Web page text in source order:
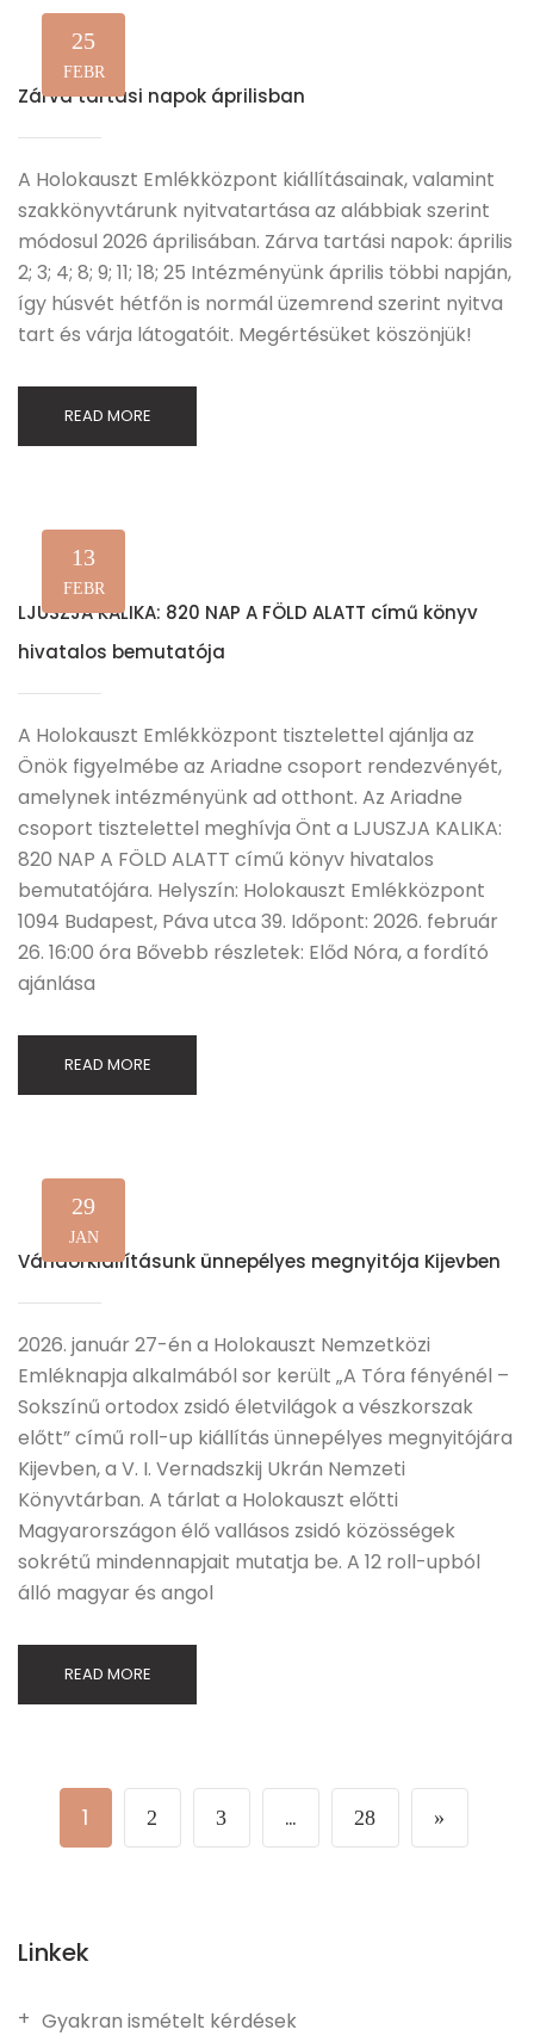
25
FEBR
Zárva tartási napok áprilisban
A Holokauszt Emlékközpont kiállításainak, valamint
szakkönyvtárunk nyitvatartása az alábbiak szerint
módosul 2026 áprilisában. Zárva tartási napok: április
2; 3; 4; 8; 9; 11; 18; 25 Intézményünk április többi napján,
így húsvét hétfőn is normál üzemrend szerint nyitva
tart és várja látogatóit. Megértésüket köszönjük!
READ MORE
13
FEBR
LJUSZJA KALIKA: 820 NAP A FÖLD ALATT című könyv
hivatalos bemutatója
A Holokauszt Emlékközpont tisztelettel ajánlja az
Önök figyelmébe az Ariadne csoport rendezvényét,
amelynek intézményünk ad otthont. Az Ariadne
csoport tisztelettel meghívja Önt a LJUSZJA KALIKA:
820 NAP A FÖLD ALATT című könyv hivatalos
bemutatójára. Helyszín: Holokauszt Emlékközpont
1094 Budapest, Páva utca 39. Időpont: 2026. február
26. 16:00 óra Bővebb részletek: Előd Nóra, a fordító
ajánlása
READ MORE
29
JAN
Vándorkiállításunk ünnepélyes megnyitója Kijevben
2026. január 27-én a Holokauszt Nemzetközi
Emléknapja alkalmából sor került „A Tóra fényénél –
Sokszínű ortodox zsidó életvilágok a vészkorszak
előtt” című roll-up kiállítás ünnepélyes megnyitójára
Kijevben, a V. I. Vernadszkij Ukrán Nemzeti
Könyvtárban. A tárlat a Holokauszt előtti
Magyarországon élő vallásos zsidó közösségek
sokrétű mindennapjait mutatja be. A 12 roll-upból
álló magyar és angol
READ MORE
1 2 3 … 28 »
Linkek
Gyakran ismételt kérdések